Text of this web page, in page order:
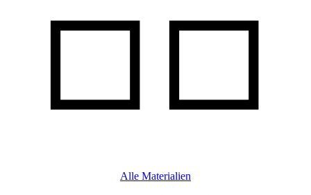
Alle Materialien